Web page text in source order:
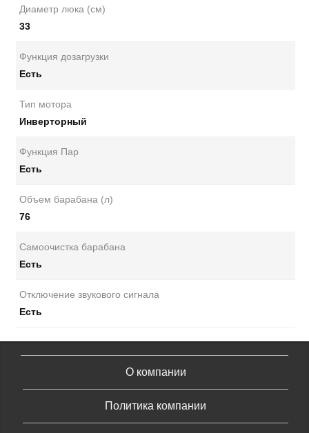
Диаметр люка (см)
33
Функция дозагрузки
Есть
Тип мотора
Инверторный
Функция Пар
Есть
Объем барабана (л)
76
Самоочистка барабана
Есть
Отключение звукового сигнала
Есть
О компании
Политика компании